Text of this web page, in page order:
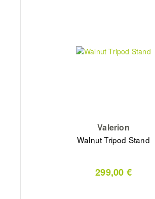
Valerion
Walnut Tripod Stand
299,00 €